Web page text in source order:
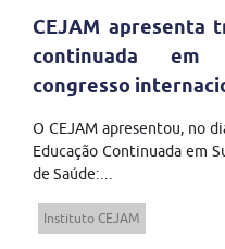
CEJAM apresenta
continuada em
congresso
O CEJAM apresentou, no
Educação Continuada em
de Saúde:...
Instituto CEJAM